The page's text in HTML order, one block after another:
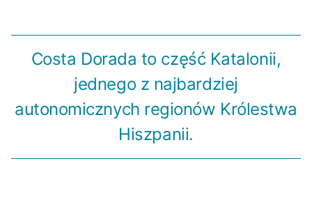
Costa Dorada to część Katalonii,
jednego z najbardziej
autonomicznych regionów Królestwa
Hiszpanii.